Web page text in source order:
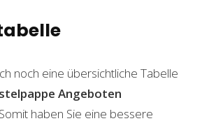
noch eine übersichtliche Tabelle
Angeboten
haben Sie eine bessere